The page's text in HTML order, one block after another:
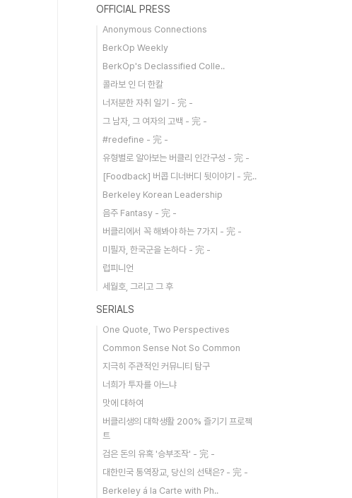
OFFICIAL PRESS
Anonymous Connections
BerkOp Weekly
BerkOp's Declassified Colle..
콜라보 인 더 한칼
너저분한 자취 일기 - 完 -
그 남자, 그 여자의 고백 - 完 -
#redefine - 完 -
유형별로 알아보는 버클리 인간구성 - 完 -
[Foodback] 버콥 디너버디 뒷이야기 - 完..
Berkeley Korean Leadership
음주 Fantasy - 完 -
버클리에서 꼭 해봐야 하는 7가지 - 完 -
미필자, 한국군을 논하다 - 完 -
럽피니언
세월호, 그리고 그 후
SERIALS
One Quote, Two Perspectives
Common Sense Not So Common
지극히 주관적인 커뮤니티 탐구
너희가 투자를 아느냐
맛에 대하여
버클리생의 대학생활 200% 즐기기 프로젝
트
검은 돈의 유혹 '승부조작' - 完 -
대한민국 통역장교, 당신의 선택은? - 完 -
Berkeley á la Carte with Ph..